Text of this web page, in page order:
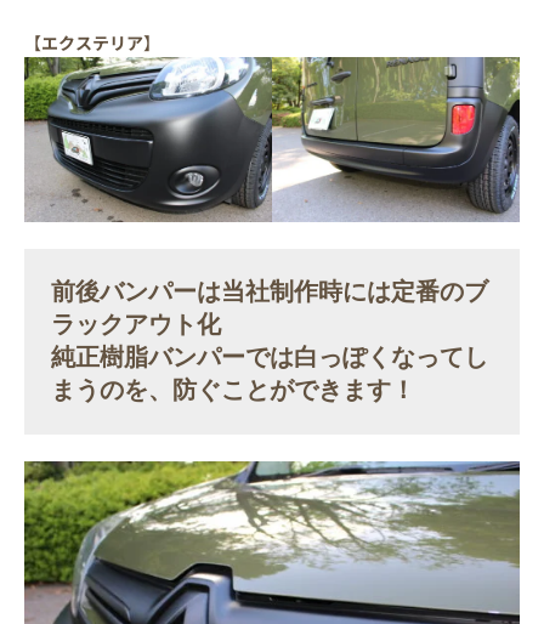
【エクステリア】
前後バンパーは当社制作時には定番のブ
ラックアウト化
純正樹脂バンパーでは白っぽくなってし
まうのを、防ぐことができます！